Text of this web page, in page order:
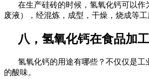
在生产硅砖的时候，氢氧化钙可以
废液），经混炼，成型，干燥，烧成等工
八，氢氧化钙在食品加
氢氧化钙的用途有哪些？不仅仅是
的酸味。